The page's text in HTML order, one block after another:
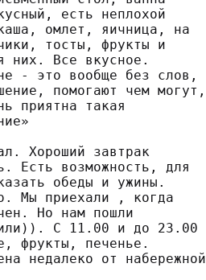
есть неплохой
омлет, яичница, на
тосты, фрукты и
них. Все вкусное.
- это вообще без слов,
помогают чем могут,
приятна такая
Хороший завтрак
Есть возможность, для
обеды и ужины.
Мы приехали , когда
Но нам пошли
С 11.00 и до 23.00
фрукты, печенье.
недалеко от набережной